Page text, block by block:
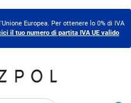
Europea. Per ottenere lo 0% di IVA
il tuo numero di partita IVA UE valido